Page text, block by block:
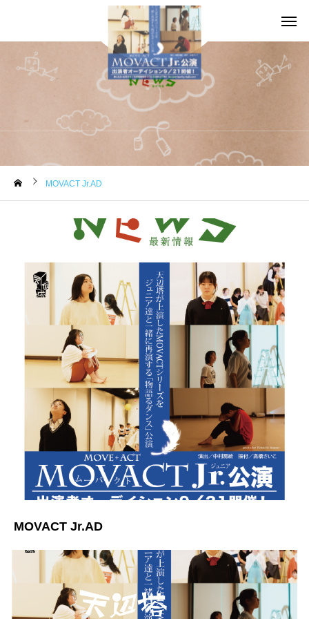
お知らせ
MOVACT Jr.AD
MOVACT Jr.AD